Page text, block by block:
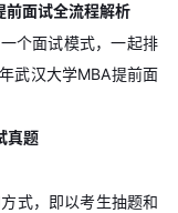
面试全流程解析
个面试模式，一起排
武汉大学MBA提前面
真题
式，即以考生抽题和